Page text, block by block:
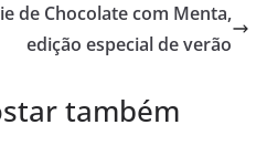
de Chocolate com Menta,
edição especial de verão
também